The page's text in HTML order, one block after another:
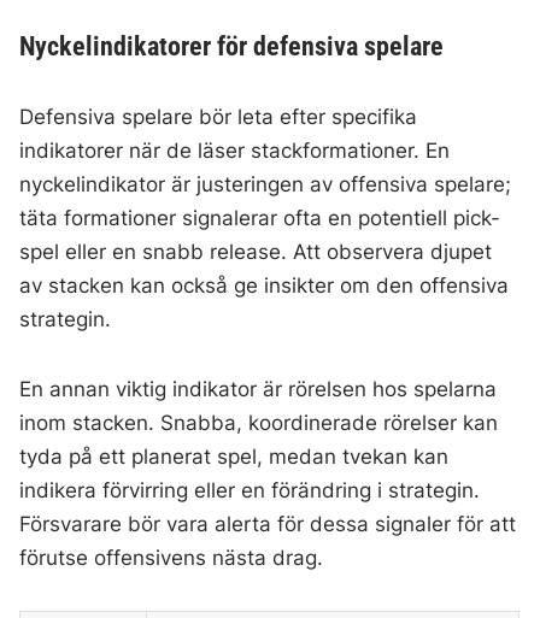
Nyckelindikatorer för defensiva spelare
Defensiva spelare bör leta efter specifika
indikatorer när de läser stackformationer. En
nyckelindikator är justeringen av offensiva spelare;
täta formationer signalerar ofta en potentiell pick-
spel eller en snabb release. Att observera djupet
av stacken kan också ge insikter om den offensiva
strategin.
En annan viktig indikator är rörelsen hos spelarna
inom stacken. Snabba, koordinerade rörelser kan
tyda på ett planerat spel, medan tvekan kan
indikera förvirring eller en förändring i strategin.
Försvarare bör vara alerta för dessa signaler för att
förutse offensivens nästa drag.